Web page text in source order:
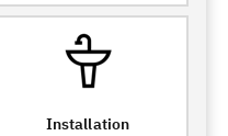
Installation